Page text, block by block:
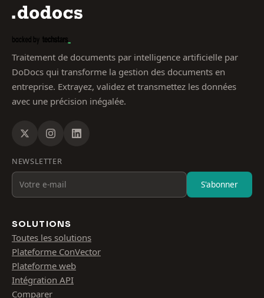
Traitement de documents par intelligence artificielle par
DoDocs qui transforme la gestion des documents en
entreprise. Extrayez, validez et transmettez les données
avec une précision inégalée.
NEWSLETTER
S'abonner
SOLUTIONS
Toutes les solutions
Plateforme ConVector
Plateforme web
Intégration API
Comparer